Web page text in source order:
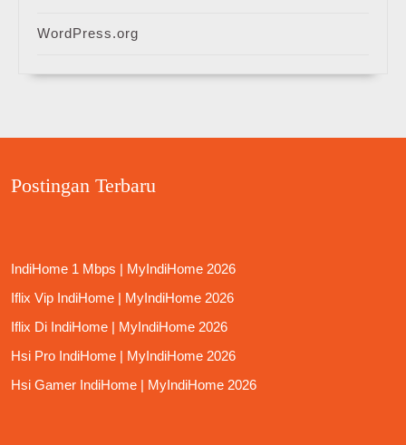
WordPress.org
Postingan Terbaru
IndiHome 1 Mbps | MyIndiHome 2026
Iflix Vip IndiHome | MyIndiHome 2026
Iflix Di IndiHome | MyIndiHome 2026
Hsi Pro IndiHome | MyIndiHome 2026
Hsi Gamer IndiHome | MyIndiHome 2026